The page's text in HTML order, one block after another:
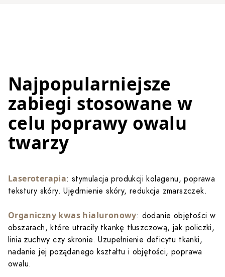
Najpopularniejsze
zabiegi stosowane w
celu poprawy owalu
twarzy
Laseroterapia: stymulacja produkcji kolagenu, poprawa
tekstury skóry. Ujędrnienie skóry, redukcja zmarszczek.
Organiczny kwas hialuronowy: dodanie objętości w
obszarach, które utraciły tkankę tłuszczową, jak policzki,
linia żuchwy czy skronie. Uzupełnienie deficytu tkanki,
nadanie jej pożądanego kształtu i objętości, poprawa
owalu.